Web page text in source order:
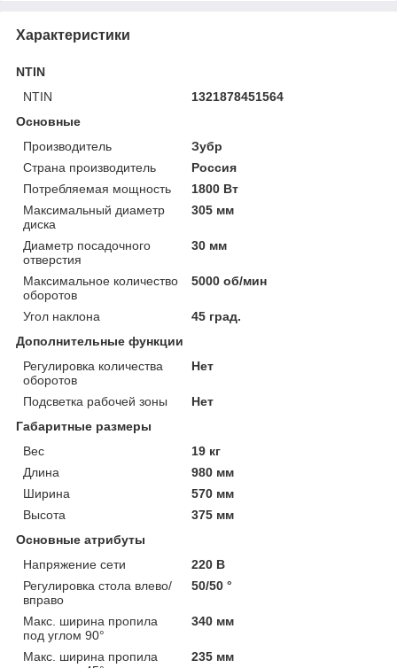
Характеристики
NTIN
NTIN
1321878451564
Основные
Производитель
Зубр
Страна производитель
Россия
Потребляемая мощность
1800 Вт
Максимальный диаметр
диска
305 мм
Диаметр посадочного
отверстия
30 мм
Максимальное количество
оборотов
5000 об/мин
Угол наклона
45 град.
Дополнительные функции
Регулировка количества
оборотов
Нет
Подсветка рабочей зоны
Нет
Габаритные размеры
Вес
19 кг
Длина
980 мм
Ширина
570 мм
Высота
375 мм
Основные атрибуты
Напряжение сети
220 В
Регулировка стола влево/
вправо
50/50 °
Макс. ширина пропила
под углом 90°
340 мм
Макс. ширина пропила
235 мм